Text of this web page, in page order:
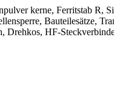
kerne, Ferritstab R,
Bauteilesätze,
Drehkos, HF-